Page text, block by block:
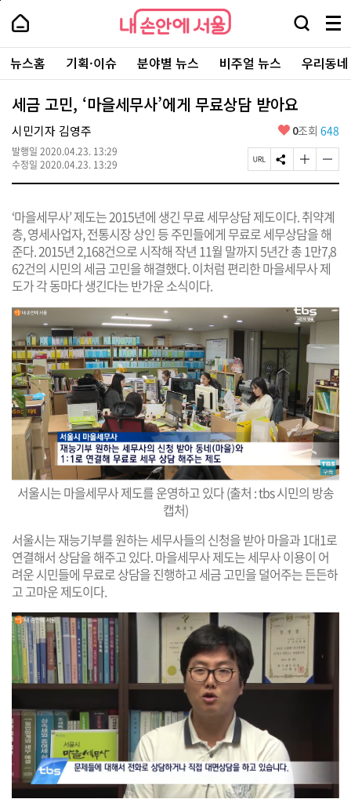
본
로
가
내
손
안
에
서
울
-
서
울
시
대
표
소
포
털
내
손
에
울
검
창
열
기
메
뉴
전
체
보
주
요
서
뉴스홈 기획·이슈 분야별 뉴스 비주얼 뉴스 우리동
세금 고민, ‘마을세무사’에게 무료상담 받아요
시민기자 김영주
발행일 2020.04.23. 13:29
수정일 2020.04.23. 13:29
좋
요
0조회 648
페
이
R
L
복
사
S
N
유
하
기
글
자
크
게
변
경
하
글
자
작
게
변
경
하
‘마을세무사’ 제도는 2015년에 생긴 무료 세무상담 제도이다. 취약계
층, 영세사업자, 전통시장 상인 등 주민들에게 무료로 세무상담을 해
준다. 2015년 2,168건으로 시작해 작년 11월 말까지 5년간 총 1만7,8
62건의 시민의 세금 고민을 해결했다. 이처럼 편리한 마을세무사 제
도가 각 동마다 생긴다는 반가운 소식이다.
서울시는 마을세무사 제도를 운영하고 있다 (출처 : tbs 시민의 방송
캡처)
서울시는 재능기부를 원하는 세무사들의 신청을 받아 마을과 1대1로
연결해서 상담을 해주고 있다. 마을세무사 제도는 세무사 이용이 어
려운 시민들에 무료로 상담을 진행하고 세금 고민을 덜어주는 든든하
고 고마운 제도이다.
페
상
단
로